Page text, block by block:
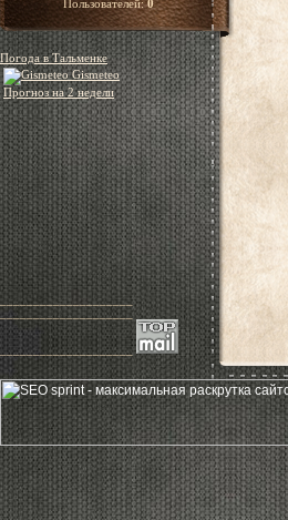
Пользователей:0
Погода в Тальменке
Gismeteo
Прогноз на 2 недели
____________________
____________________
____________________